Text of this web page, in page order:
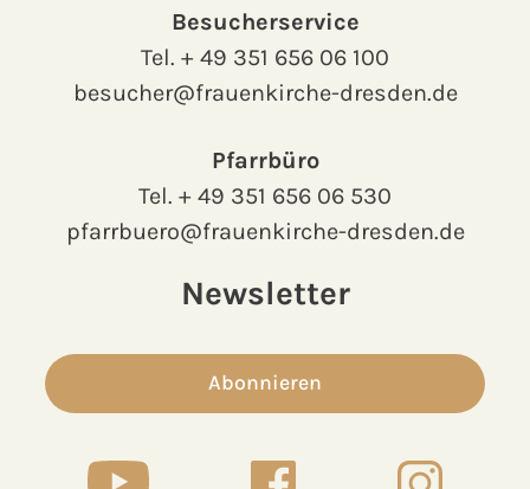
Besucherservice
Tel. + 49 351 656 06 100
besucher@frauenkirche-dresden.de
Pfarrbüro
Tel. + 49 351 656 06 530
pfarrbuero@frauenkirche-dresden.de
Newsletter
Abonnieren